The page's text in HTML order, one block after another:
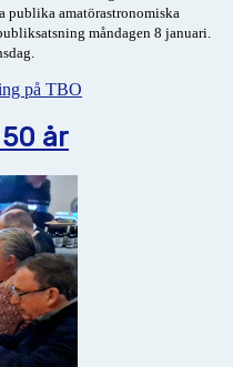
publika amatörastronomiska
måndagen 8 januari.
på TBO
år